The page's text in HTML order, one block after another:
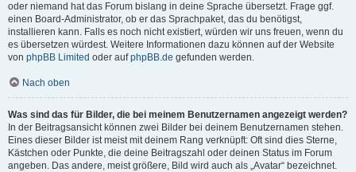
oder niemand hat das Forum bislang in deine Sprache übersetzt. Frage ggf.
einen Board-Administrator, ob er das Sprachpaket, das du benötigst,
installieren kann. Falls es noch nicht existiert, würden wir uns freuen, wenn du
es übersetzen würdest. Weitere Informationen dazu können auf der Website
von phpBB Limited oder aufphpBB.de gefunden werden.
Nach oben
Was sind das für Bilder, die bei meinem Benutzernamen angezeigt werden?
In der Beitragsansicht können zwei Bilder bei deinem Benutzernamen stehen.
Eines dieser Bilder ist meist mit deinem Rang verknüpft: Oft sind dies Sterne,
Kästchen oder Punkte, die deine Beitragszahl oder deinen Status im Forum
angeben. Das andere, meist größere, Bild wird auch als „Avatar“ bezeichnet.